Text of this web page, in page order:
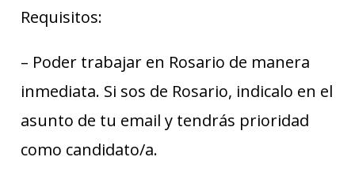
Requisitos:
– Poder trabajar en Rosario de manera
inmediata. Si sos de Rosario, indicalo en el
asunto de tu email y tendrás prioridad
como candidato/a.